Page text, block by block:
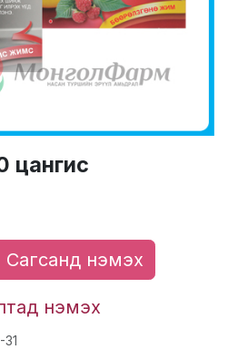
цангис
Сагсанд нэмэх
нэмэх